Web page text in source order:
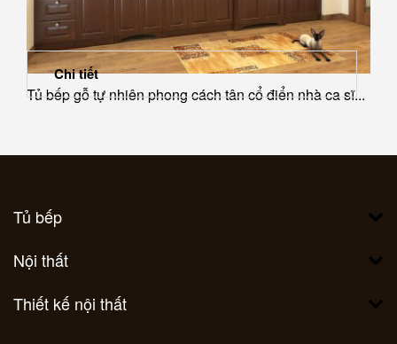
Tủ bếp gỗ tự nhiên phong cách tân cổ điển nhà ca sĩ...
Chi tiết
Tủ bếp
Nội thất
Thiết kế nội thất